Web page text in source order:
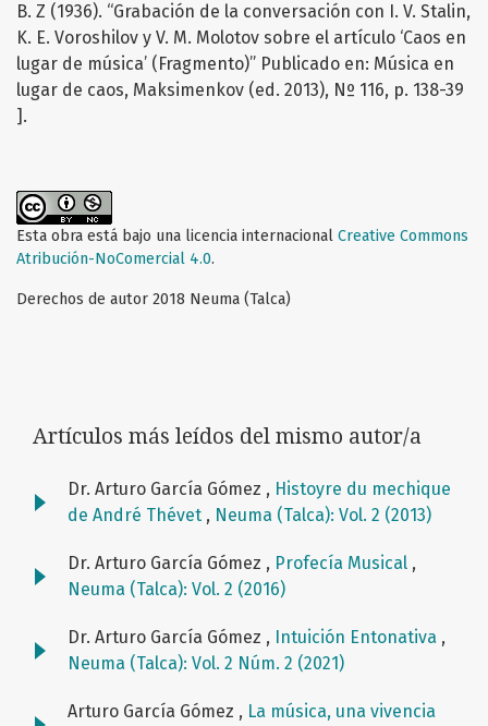
B. Z (1936). “Grabación de la conversación con I. V. Stalin,
K. E. Voroshilov y V. M. Molotov sobre el artículo ‘Caos en
lugar de música’ (Fragmento)” Publicado en: Música en
lugar de caos, Maksimenkov (ed. 2013), Nº 116, p. 138-39
].
Esta obra está bajo una licencia internacional Creative Commons
Atribución-NoComercial 4.0.
Derechos de autor 2018 Neuma (Talca)
Artículos más leídos del mismo autor/a
Dr. Arturo García Gómez , Histoyre du mechique
de André Thévet , Neuma (Talca): Vol. 2 (2013)
Dr. Arturo García Gómez , Profecía Musical ,
Neuma (Talca): Vol. 2 (2016)
Dr. Arturo García Gómez , Intuición Entonativa ,
Neuma (Talca): Vol. 2 Núm. 2 (2021)
Arturo García Gómez , La música, una vivencia